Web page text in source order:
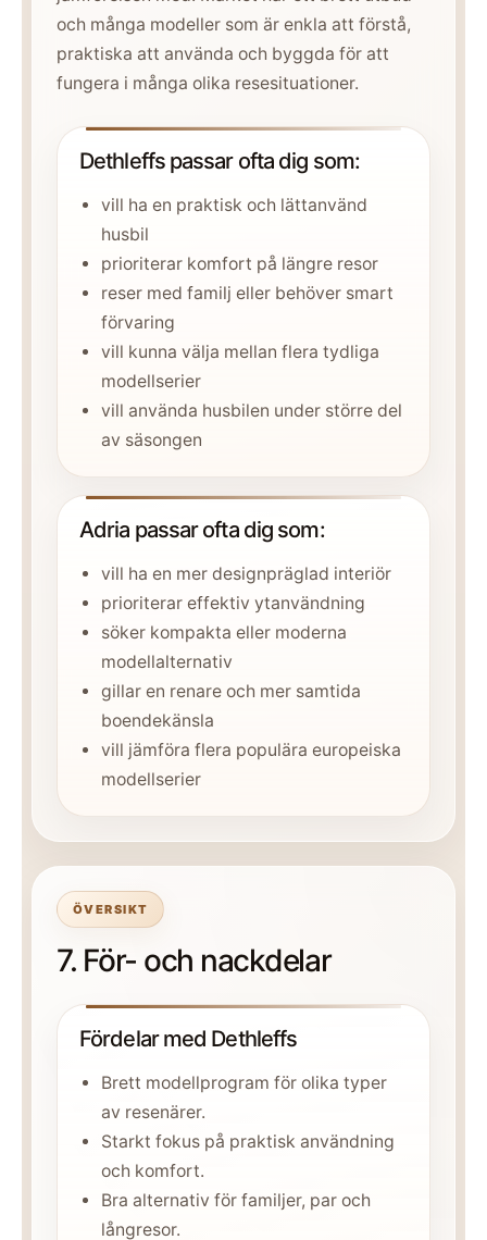
och många modeller som är enkla att förstå,
praktiska att använda och byggda för att
fungera i många olika resesituationer.
Dethleffs passar ofta dig som:
vill ha en praktisk och lättanvänd
husbil
prioriterar komfort på längre resor
reser med familj eller behöver smart
förvaring
vill kunna välja mellan flera tydliga
modellserier
vill använda husbilen under större del
av säsongen
Adria passar ofta dig som:
vill ha en mer designpräglad interiör
prioriterar effektiv ytanvändning
söker kompakta eller moderna
modellalternativ
gillar en renare och mer samtida
boendekänsla
vill jämföra flera populära europeiska
modellserier
ÖVERSIKT
7. För- och nackdelar
Fördelar med Dethleffs
Brett modellprogram för olika typer
av resenärer.
Starkt fokus på praktisk användning
och komfort.
Bra alternativ för familjer, par och
långresor.